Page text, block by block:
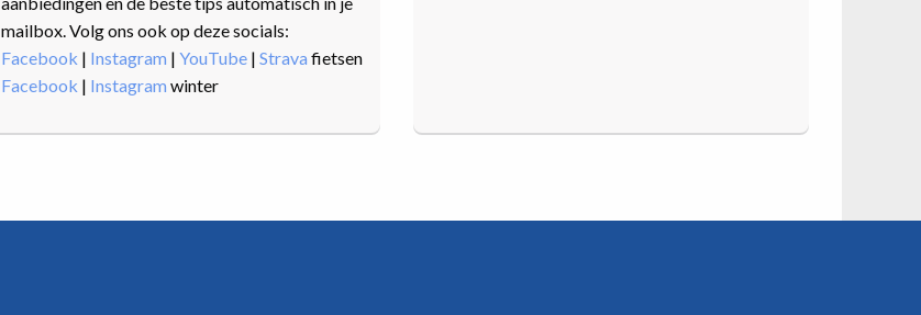
mailbox. Volg ons ook op deze socials:
Facebook | Instagram | YouTube | Strava fietsen
Facebook | Instagram winter